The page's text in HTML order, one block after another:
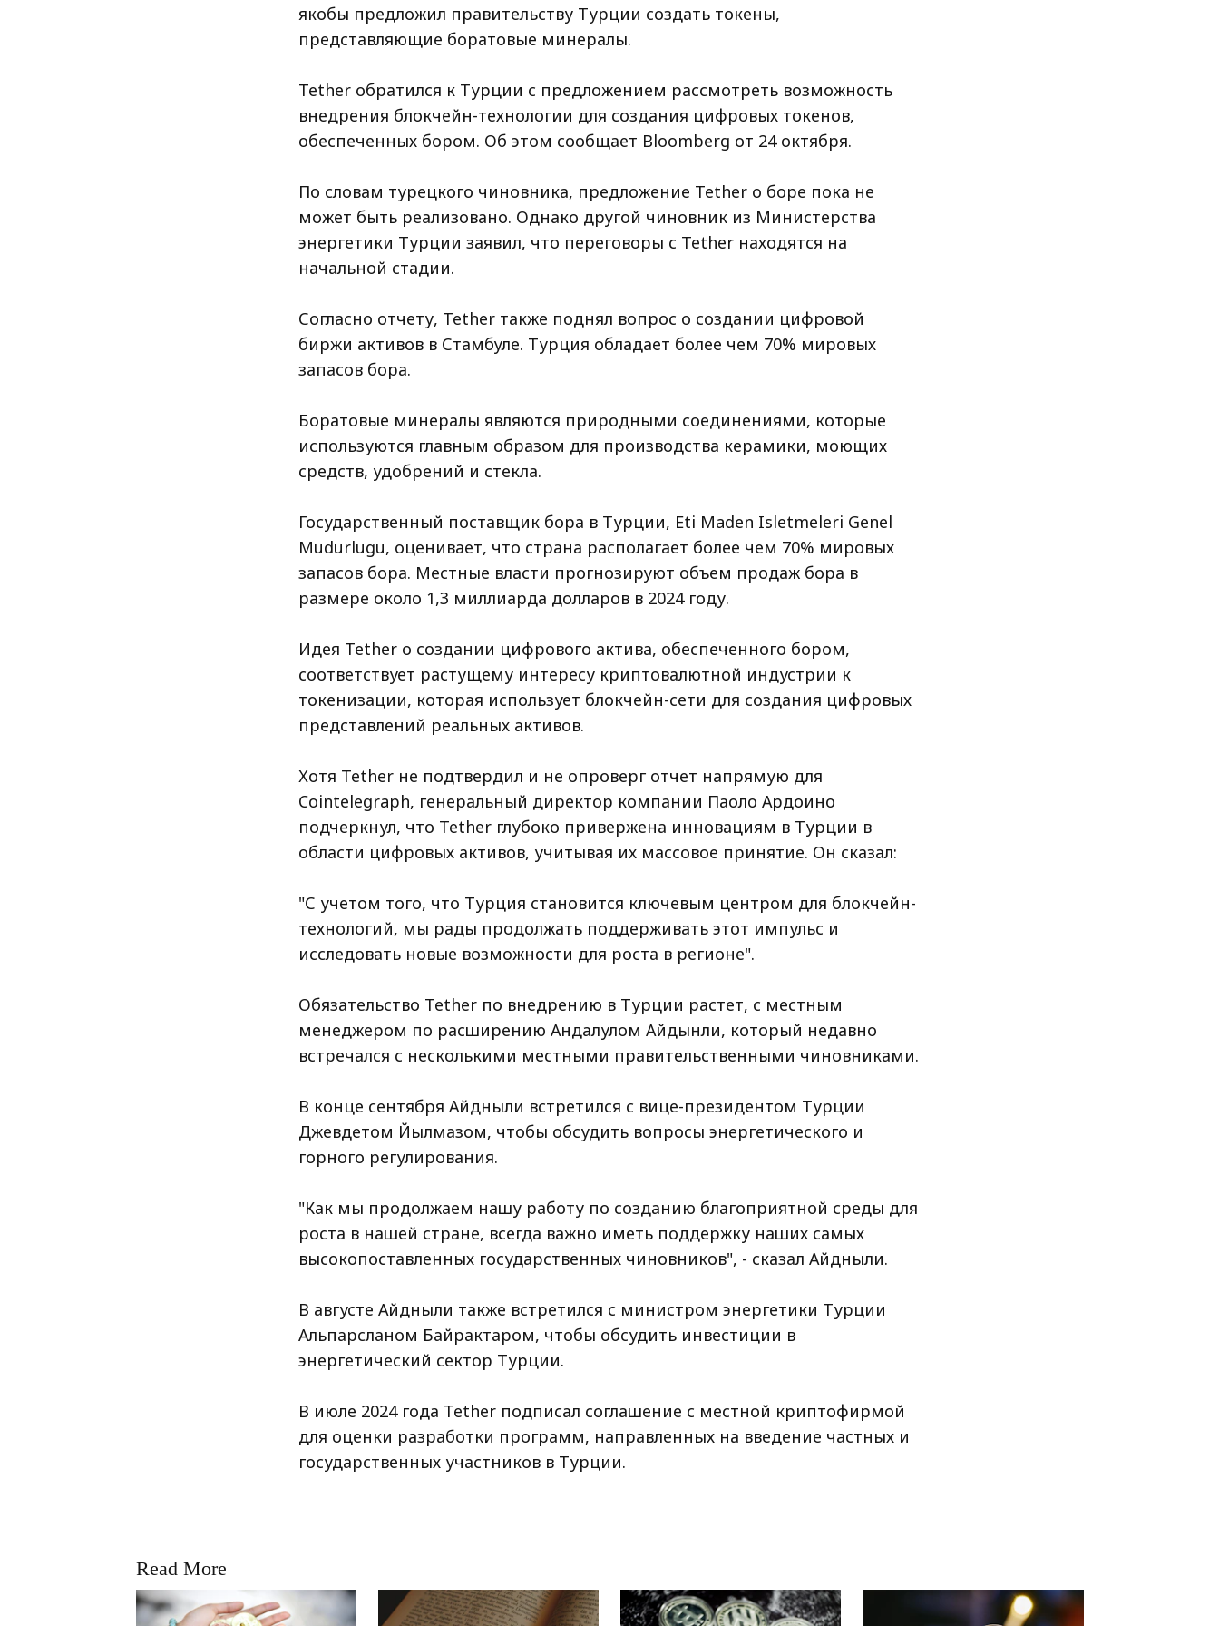
якобы предложил правительству Турции создать токены,
представляющие боратовые минералы.
Tether обратился к Турции с предложением рассмотреть возможность
внедрения блокчейн-технологии для создания цифровых токенов,
обеспеченных бором. Об этом сообщает Bloomberg от 24 октября.
По словам турецкого чиновника, предложение Tether о боре пока не
может быть реализовано. Однако другой чиновник из Министерства
энергетики Турции заявил, что переговоры с Tether находятся на
начальной стадии.
Согласно отчету, Tether также поднял вопрос о создании цифровой
биржи активов в Стамбуле. Турция обладает более чем 70% мировых
запасов бора.
Боратовые минералы являются природными соединениями, которые
используются главным образом для производства керамики, моющих
средств, удобрений и стекла.
Государственный поставщик бора в Турции, Eti Maden Isletmeleri Genel
Mudurlugu, оценивает, что страна располагает более чем 70% мировых
запасов бора. Местные власти прогнозируют объем продаж бора в
размере около 1,3 миллиарда долларов в 2024 году.
Идея Tether о создании цифрового актива, обеспеченного бором,
соответствует растущему интересу криптовалютной индустрии к
токенизации, которая использует блокчейн-сети для создания цифровых
представлений реальных активов.
Хотя Tether не подтвердил и не опроверг отчет напрямую для
Cointelegraph, генеральный директор компании Паоло Ардоино
подчеркнул, что Tether глубоко привержена инновациям в Турции в
области цифровых активов, учитывая их массовое принятие. Он сказал:
"С учетом того, что Турция становится ключевым центром для блокчейн-
технологий, мы рады продолжать поддерживать этот импульс и
исследовать новые возможности для роста в регионе".
Обязательство Tether по внедрению в Турции растет, с местным
менеджером по расширению Андалулом Айдынли, который недавно
встречался с несколькими местными правительственными чиновниками.
В конце сентября Айдныли встретился с вице-президентом Турции
Джевдетом Йылмазом, чтобы обсудить вопросы энергетического и
горного регулирования.
"Как мы продолжаем нашу работу по созданию благоприятной среды для
роста в нашей стране, всегда важно иметь поддержку наших самых
высокопоставленных государственных чиновников", - сказал Айдныли.
В августе Айдныли также встретился с министром энергетики Турции
Альпарсланом Байрактаром, чтобы обсудить инвестиции в
энергетический сектор Турции.
В июле 2024 года Tether подписал соглашение с местной криптофирмой
для оценки разработки программ, направленных на введение частных и
государственных участников в Турции.
Read More